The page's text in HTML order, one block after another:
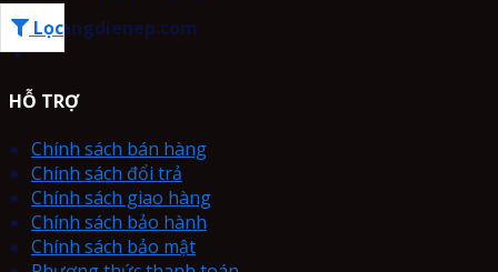
Lọc
xenangdienep.com
▼
HỖ TRỢ
Chính sách bán hàng
Chính sách đổi trả
Chính sách giao hàng
Chính sách bảo hành
Chính sách bảo mật